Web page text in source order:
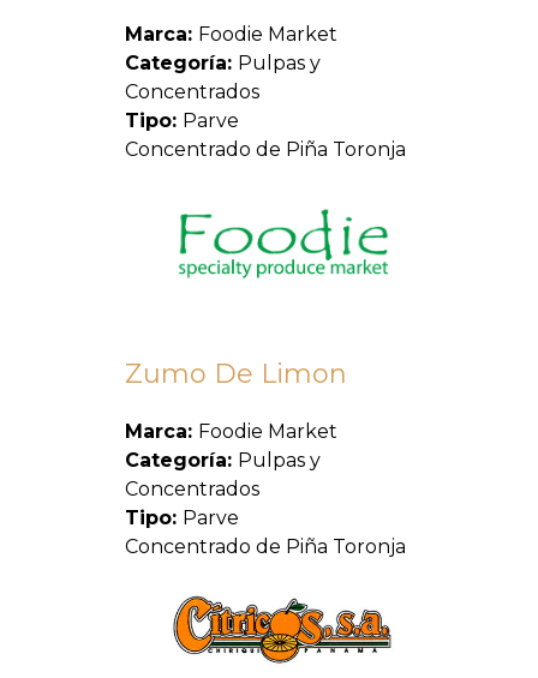
Marca: Foodie Market
Categoría: Pulpas y
Concentrados
Tipo: Parve
Concentrado de Piña Toronja
Zumo De Limon
Marca: Foodie Market
Categoría: Pulpas y
Concentrados
Tipo: Parve
Concentrado de Piña Toronja